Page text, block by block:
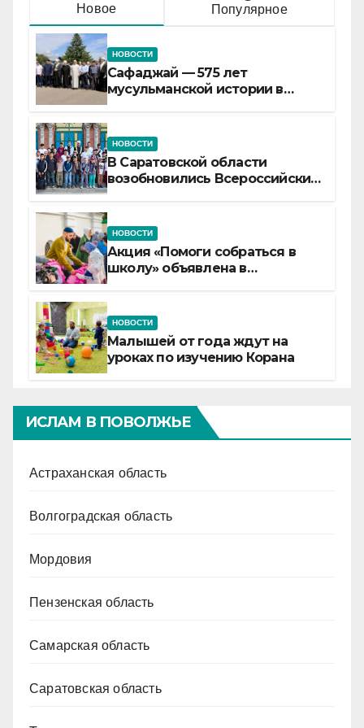
Новое Популярное
НОВОСТИ
Сафаджай — 575 лет
мусульманской истории в
НОВОСТИ
В Саратовской области
возобновились Всероссийские
НОВОСТИ
Акция «Помоги собраться в
школу» объявлена в
НОВОСТИ
Малышей от года ждут на
уроках по изучению Корана
ИСЛАМ В ПОВОЛЖЬЕ
Астраханская область
Волгоградская область
Мордовия
Пензенская область
Самарская область
Саратовская область